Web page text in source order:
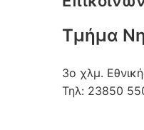
Τμήμα
3ο χλμ.
Τηλ: 23850